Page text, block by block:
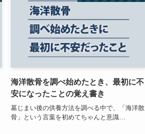
海洋散骨を調べ始めたとき、最初に不
安になったことの覚え書き
墓じまい後の供養方法を調べる中で、「海洋散
骨」という言葉を初めてちゃんと意識…